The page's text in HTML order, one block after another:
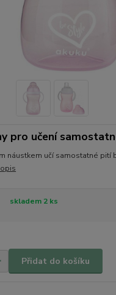
pro učení
náustkem učí samostatné pití
skladem 2 ks
Přidat do košíku